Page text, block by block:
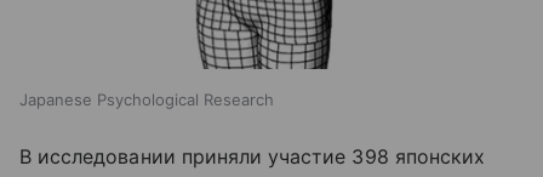
Japanese Psychological Research
В исследовании приняли участие 398 японских